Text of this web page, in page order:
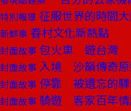
特別報導 征服世界的時間
新鮮事 眷村文化新熱點
封面故事 包火車 遊台灣
封面故事 入境 沙韻傳奇原
封面故事 停靠 被遺忘的
封面故事 騎遊 客家百年情